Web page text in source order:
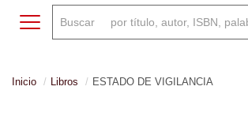
Toggle navigation
Inicio Libros ESTADO DE VIGILANCIA